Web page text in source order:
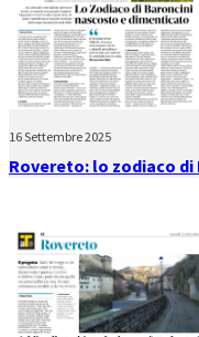
16 Settembre 2025
Rovereto: lo zodiaco